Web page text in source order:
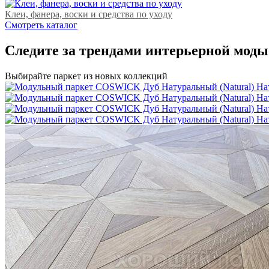
Клеи, фанера, воски и средства по уходу
Cмотреть каталог
Следите за трендами интерьерной
Выбирайте паркет из новых коллекций